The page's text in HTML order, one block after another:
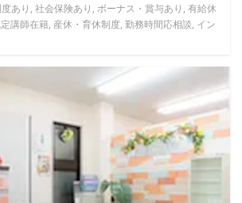
あり, 社会保険あり, ボーナス・賞与あり, 有給休
講師在籍, 産休・育休制度, 勤務時間応相談, イン